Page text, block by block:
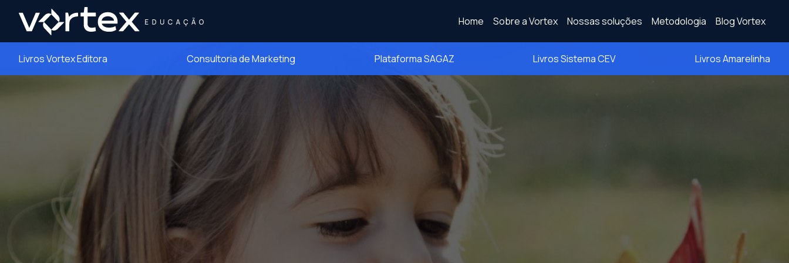
Home Sobre a Vortex Nossas soluções Metodologia Blog Vortex
Livros Vortex Editora Consultoria de Marketing Plataforma SAGAZ Livros Sistema CEV Livros Amarelinha